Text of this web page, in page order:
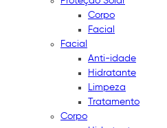
Corpo
Facial
Facial
Anti-idade
Hidratante
Limpeza
Tratamento
Corpo